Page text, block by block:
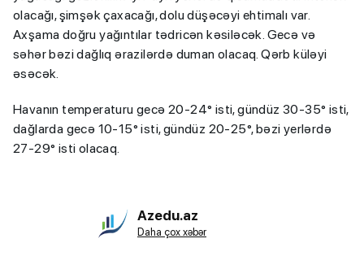
olacağı, şimşək çaxacağı, dolu düşəcəyi ehtimalı var.
Axşama doğru yağıntılar tədricən kəsiləcək. Gecə və
səhər bəzi dağlıq ərazilərdə duman olacaq. Qərb küləyi
əsəcək.
Havanın temperaturu gecə 20-24° isti, gündüz 30-35° isti,
dağlarda gecə 10-15° isti, gündüz 20-25°, bəzi yerlərdə
27-29° isti olacaq.
Azedu.az
Daha çox xəbər